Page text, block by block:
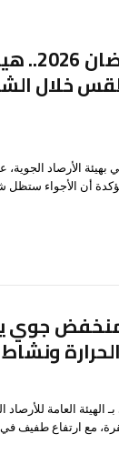
أمطار وأجواء شتوية
خلال
الأرصاد
لحالة الطقس خلال شهر رمضان 2026، مؤكدة
منخفض
ونشاط
العامة للأرصاد
مع ارتفاع طفيف